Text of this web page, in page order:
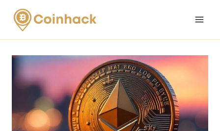
Skip
content